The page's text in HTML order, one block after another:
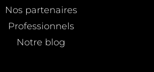
Nos partenaires
Professionnels
Notre blog